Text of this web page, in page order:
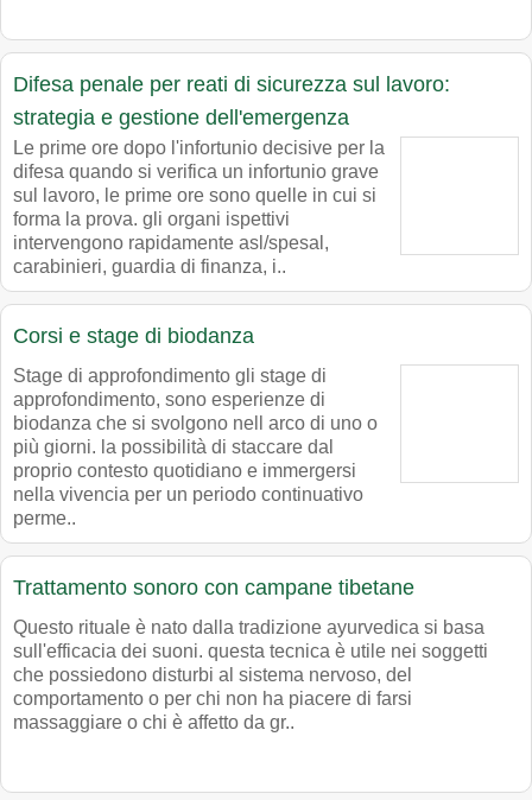
Difesa penale per reati di sicurezza sul lavoro:
strategia e gestione dell'emergenza
Le prime ore dopo l'infortunio decisive per la
difesa quando si verifica un infortunio grave
sul lavoro, le prime ore sono quelle in cui si
forma la prova. gli organi ispettivi
intervengono rapidamente asl/spesal,
carabinieri, guardia di finanza, i..
Corsi e stage di biodanza
Stage di approfondimento gli stage di
approfondimento, sono esperienze di
biodanza che si svolgono nell arco di uno o
più giorni. la possibilità di staccare dal
proprio contesto quotidiano e immergersi
nella vivencia per un periodo continuativo
perme..
Trattamento sonoro con campane tibetane
Questo rituale è nato dalla tradizione ayurvedica si basa
sull'efficacia dei suoni. questa tecnica è utile nei soggetti
che possiedono disturbi al sistema nervoso, del
comportamento o per chi non ha piacere di farsi
massaggiare o chi è affetto da gr..